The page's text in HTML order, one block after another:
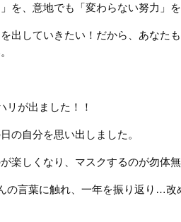
を、意地でも「変わらない努力」を
出していきたい！だから、あなた
リが出ました！！
の自分を思い出しました。
楽しくなり、マスクするのが勿体
の言葉に触れ、一年を振り返り…